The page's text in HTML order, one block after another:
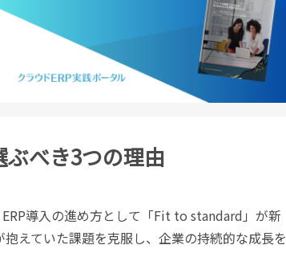
べき3つの理由
導入の進め方として「Fit to standard」が新
えていた課題を克服し、企業の持続的な成長を